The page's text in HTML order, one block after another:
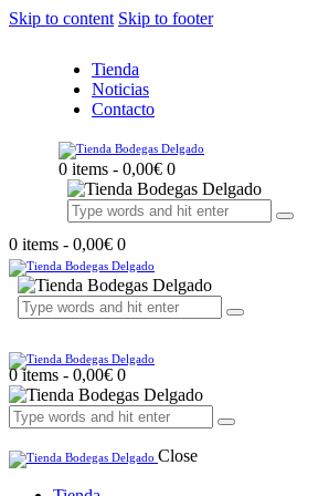
Skip to content Skip to footer
Tienda
Noticias
Contacto
0 items - 0,00€ 0
0 items - 0,00€ 0
0 items - 0,00€ 0
Close